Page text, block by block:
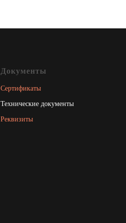
Документы
Сертификаты
Технические документы
Реквизиты